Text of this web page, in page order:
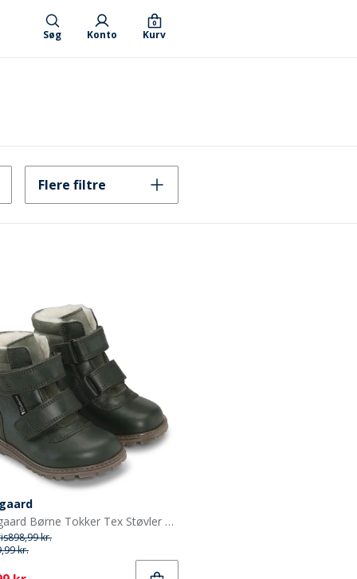
Søg Konto Kurv
0
Flere filtre
Bundgaard Børne Tokker Tex Støvler Flaske Grøn
898,99 kr.
kr.